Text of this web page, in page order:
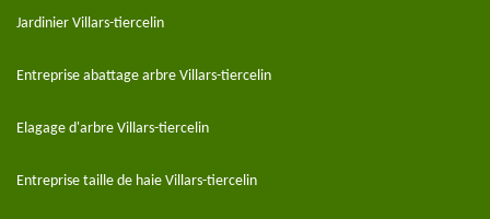
Jardinier Villars-tiercelin
Entreprise abattage arbre Villars-tiercelin
Elagage d'arbre Villars-tiercelin
Entreprise taille de haie Villars-tiercelin